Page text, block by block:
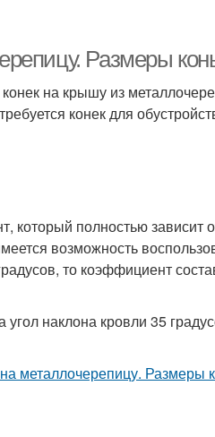
Размеры
на крышу из
конек для
полностью зависит
возможность
то коэффициент
наклона кровли 35